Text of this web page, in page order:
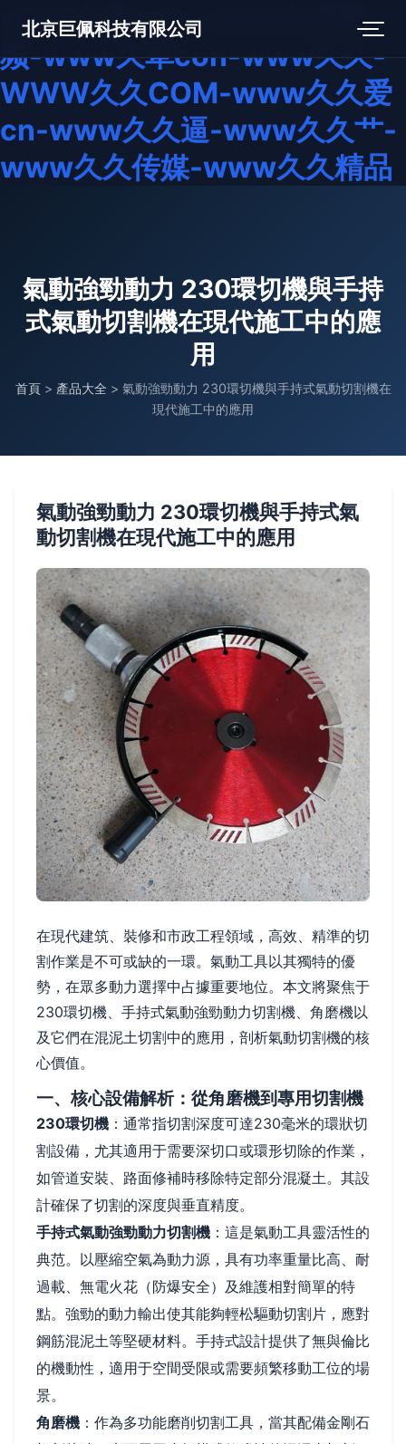
www九色com-www九色视
频-www久草con-www久久-
WWW久久COM-www久久爱
cn-www久久逼-www久久艹-
www久久传媒-www久久精品
北京巨佩科技有限公司
氣動強勁動力 230環切機與手持
式氣動切割機在現代施工中的應
用
首頁 > 產品大全 > 氣動強勁動力 230環切機與手持式氣動切割機在
現代施工中的應用
氣動強勁動力 230環切機與手持式氣
動切割機在現代施工中的應用
在現代建筑、裝修和市政工程領域，高效、精準的切
割作業是不可或缺的一環。氣動工具以其獨特的優
勢，在眾多動力選擇中占據重要地位。本文將聚焦于
230環切機、手持式氣動強勁動力切割機、角磨機以
及它們在混泥土切割中的應用，剖析氣動切割機的核
心價值。
一、核心設備解析：從角磨機到專用切割機
230環切機 ：通常指切割深度可達230毫米的環狀切
割設備，尤其適用于需要深切口或環形切除的作業，
如管道安裝、路面修補時移除特定部分混凝土。其設
計確保了切割的深度與垂直精度。
手持式氣動強勁動力切割機 ：這是氣動工具靈活性的
典范。以壓縮空氣為動力源，具有功率重量比高、耐
過載、無電火花（防爆安全）及維護相對簡單的特
點。強勁的動力輸出使其能夠輕松驅動切割片，應對
鋼筋混泥土等堅硬材料。手持式設計提供了無與倫比
的機動性，適用于空間受限或需要頻繁移動工位的場
景。
角磨機 ：作為多功能磨削切割工具，當其配備金剛石